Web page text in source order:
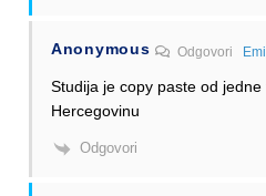
Anonymous Odgovori
Studija je copy paste od
Hercegovinu
Odgovori